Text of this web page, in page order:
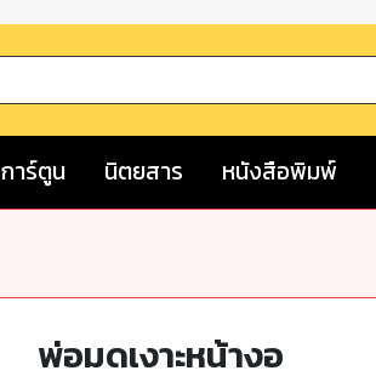
การ์ตูน นิตยสาร หนังสือพิมพ์
พ่อมดเงาะหน้างอ